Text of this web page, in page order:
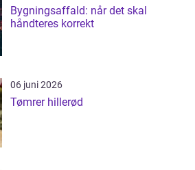
Bygningsaffald: når det skal
håndteres korrekt
06 juni 2026
Tømrer hillerød